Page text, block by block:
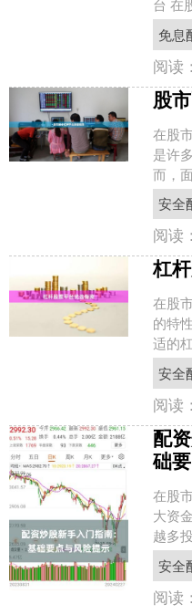
刃剑”
易规
免息
阅读：
股
在股
是许
而，
择安
投资
安全
阅读：
杠
在股
的特
适的
交易
实用
安全
阅读：
配
础
在股
大资
越多
域的
操作
安全
阅读：